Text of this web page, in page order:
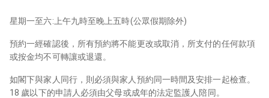
星期一至六:上午九時至晚上五時(公眾假期除外)
預約一經確認後，所有預約將不能更改或取消，所支付的任何款項
或按金均不可轉讓或退還。
如閣下與家人同行，則必須與家人預約同一時間及安排一起檢查。
18 歲以下的申請人必須由父母或成年的法定監護人陪同。